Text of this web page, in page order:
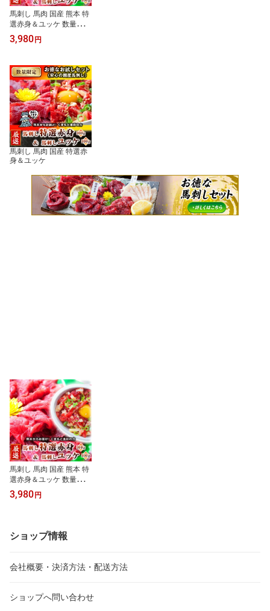
馬刺し 馬肉 国産 熊本 特
選赤身＆ユッケ 数量限定
お徳なお試しセット 2人
前 200g ユッケタレ付 小
3,980 円
馬刺し 馬肉 国産 特選赤
身＆ユッケ
馬刺し 馬肉 国産 熊本 特
選赤身＆ユッケ 数量限定
お徳なお試しセット 2人
前 200g ユッケタレ付 小
3,980 円
ショップ情報
会社概要・決済方法・配送方法
ショップへ問い合わせ